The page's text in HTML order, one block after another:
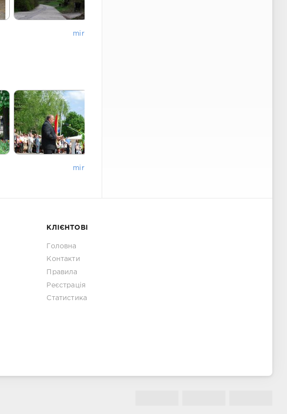
mir
mir
КЛІЄНТОВІ
Головна
Контакти
Правила
Реєстрація
Статистика